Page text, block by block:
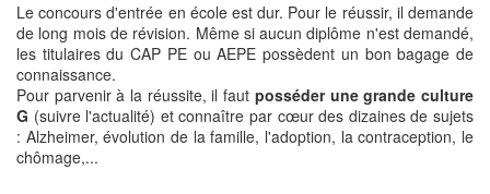
Le concours d'entrée en école est dur. Pour le réussir, il demande
de long mois de révision. Même si aucun diplôme n'est demandé,
les titulaires du CAP PE ou AEPE possèdent un bon bagage de
connaissance.
Pour parvenir à la réussite, il faut posséder une grande culture
G (suivre l'actualité) et connaître par cœur des dizaines de sujets
: Alzheimer, évolution de la famille, l'adoption, la contraception, le
chômage,...